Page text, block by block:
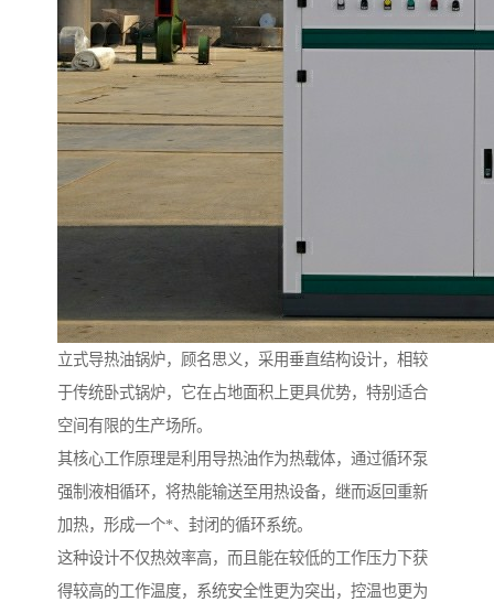
立式导热油锅炉，顾名思义，采用垂直结构设计，相较
于传统卧式锅炉，它在占地面积上更具优势，特别适合
空间有限的生产场所。
其核心工作原理是利用导热油作为热载体，通过循环泵
强制液相循环，将热能输送至用热设备，继而返回重新
加热，形成一个*、封闭的循环系统。
这种设计不仅热效率高，而且能在较低的工作压力下获
得较高的工作温度，系统安全性更为突出，控温也更为